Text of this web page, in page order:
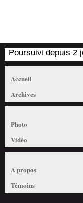
Poursuivi depuis 2
Accueil
Archives
Photo
Vidéo
A propos
Témoins